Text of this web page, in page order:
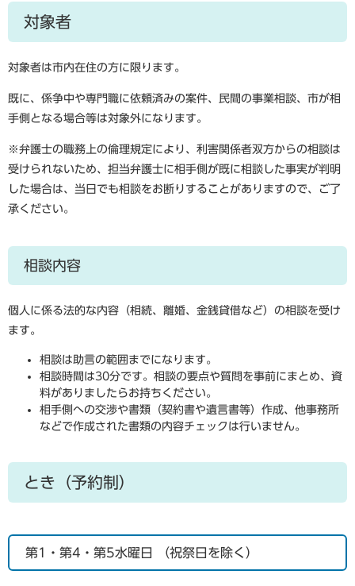
対象者
対象者は市内在住の方に限ります。
既に、係争中や専門職に依頼済みの案件、民間の事業相談、市が相
手側となる場合等は対象外になります。
※弁護士の職務上の倫理規定により、利害関係者双方からの相談は
受けられないため、担当弁護士に相手側が既に相談した事実が判明
した場合は、当日でも相談をお断りすることがありますので、ご了
承ください。
相談内容
個人に係る法的な内容（相続、離婚、金銭貸借など）の相談を受け
ます。
相談は助言の範囲までになります。
相談時間は30分です。相談の要点や質問を事前にまとめ、資
料がありましたらお持ちください。
相手側への交渉や書類（契約書や遺言書等）作成、他事務所
などで作成された書類の内容チェックは行いません。
とき（予約制）
第1・第4・第5水曜日 （祝祭日を除く）